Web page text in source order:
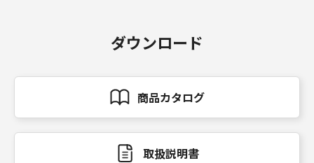
ダウンロード
商品カタログ
取扱説明書